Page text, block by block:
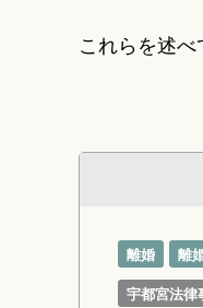
これらを述べ
離婚 離
宇都宮法律